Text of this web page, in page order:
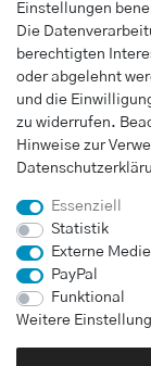
Einstellungen
Die
berechtigten
oder abgelehnt
und die
zu widerrufen.
Hinweise zur
Essenziell
Statistik
Externe
PayPal
Funktional
Weitere
INFORMATIONEN
Widerrufs­recht
Impressum
AGB
Vertrag widerrufen
UNTERNEHMEN
Kontakt